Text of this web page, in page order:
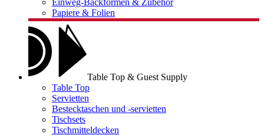
Einweg-Backformen & Zubehör
Papiere & Folien
Table Top & Guest Supply
Table Top
Servietten
Bestecktaschen und -servietten
Tischsets
Tischmitteldecken